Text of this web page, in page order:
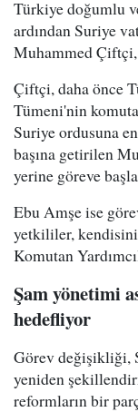
Türkiye doğumlu
ardından Suriye
Muhammed Çiftçi,
Çiftçi, daha önce
Tümeni'nin
Suriye ordusuna
başına getirilen
yerine göreve
Ebu Amşe ise
yetkililer,
Komutan
Şam yönetimi
hedefliyor
Görev değişikliği,
yeniden
reformların bir